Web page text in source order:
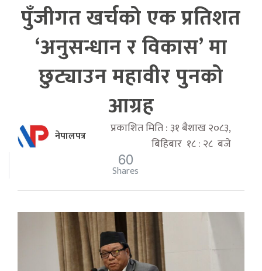
पुँजीगत खर्चको एक प्रतिशत
‘अनुसन्धान र विकास’ मा
छुट्याउन महावीर पुनको
आग्रह
नेपालपत्र
प्रकाशित मिति : ३१ बैशाख २०८३,
बिहिबार १८ : २८ बजे
60
Shares